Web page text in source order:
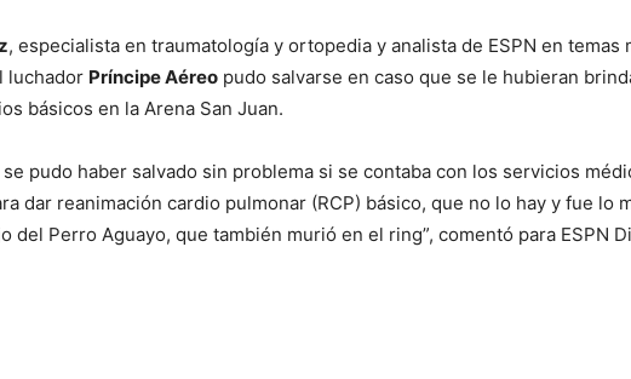
, especialista en traumatología y ortopedia y analista de ESPN en temas
luchador Príncipe Aéreo pudo salvarse en caso que se le hubieran
básicos en la Arena San Juan.
se pudo haber salvado sin problema si se contaba con los servicios
dar reanimación cardio pulmonar (RCP) básico, que no lo hay y fue lo
del Perro Aguayo, que también murió en el ring”, comentó para ESPN